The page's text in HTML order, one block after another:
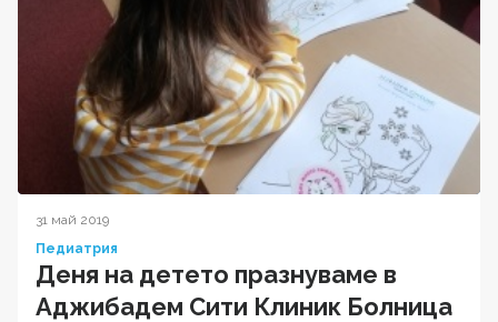
31 май 2019
Педиатрия
Деня на детето празнуваме в
Аджибадем Сити Клиник Болница